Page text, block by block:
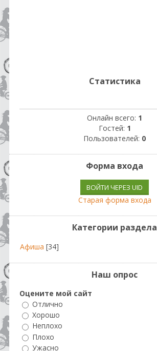
Статистика
Онлайн всего: 1
Гостей: 1
Пользователей: 0
Форма входа
ВОЙТИ ЧЕРЕЗ UID
Старая форма входа
Категории раздела
Афиша [34]
Наш опрос
Оцените мой сайт
Отлично
Хорошо
Неплохо
Плохо
Ужасно